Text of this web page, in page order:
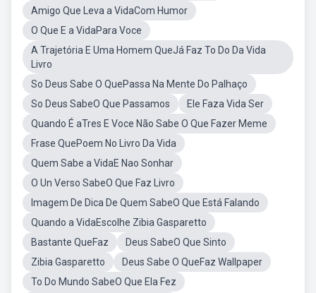
Amigo Que Leva a VidaCom Humor
O Que E a VidaPara Voce
A Trajetória E Uma Homem QueJá Faz To Do Da Vida
Livro
So Deus Sabe O QuePassa Na Mente Do Palhaço
So Deus SabeO Que Passamos
Ele Faza Vida Ser
Quando É aTres E Voce Não Sabe O Que Fazer Meme
Frase QuePoem No Livro Da Vida
Quem Sabe a VidaE Nao Sonhar
O Un Verso SabeO Que Faz Livro
Imagem De Dica De Quem SabeO Que Está Falando
Quando a VidaEscolhe Zibia Gasparetto
Bastante QueFaz
Deus SabeO Que Sinto
Zibia Gasparetto
Deus Sabe O QueFaz Wallpaper
To Do Mundo SabeO Que Ela Fez